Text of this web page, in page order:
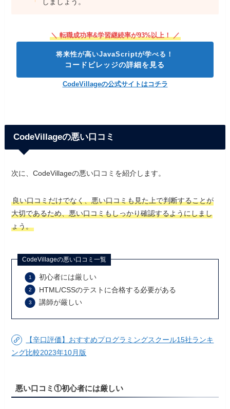
＼ 転職成功率&学習継続率が93%以上！ ／
将来性が高いJavaScriptが学べる！
コードビレッジの詳細を見る
CodeVillageの公式サイトはコチラ
CodeVillageの悪い口コミ
次に、CodeVillageの悪い口コミを紹介します。
良い口コミだけでなく、悪い口コミも見た上で判断することが
大切であるため、悪い口コミもしっかり確認するようにしまし
ょう。
CodeVillageの悪い口コミ一覧
初心者には厳しい
HTML/CSSのテストに合格する必要がある
講師が厳しい
【辛口評価】おすすめプログラミングスクール15社ランキ
ング比較2023年10月版
悪い口コミ①初心者には厳しい